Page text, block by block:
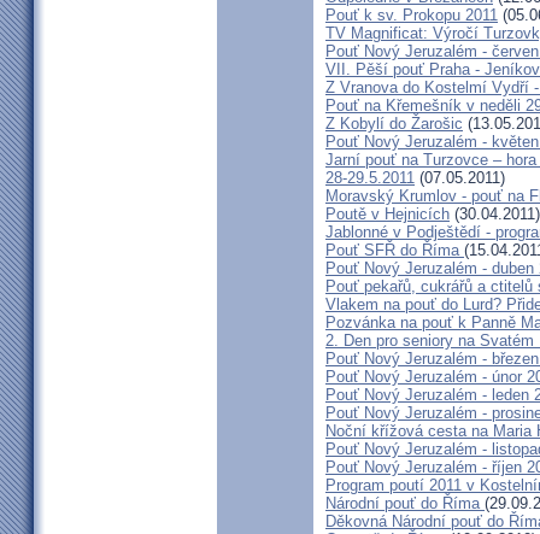
Pouť k sv. Prokopu 2011
TV Magnificat: Výročí
Pouť Nový Jeruzalém -
VII. Pěší pouť Praha -
Z Vranova do Kostelmí Vydří
Pouť na Křemešník v neděli
Z Kobylí do Žarošic
Pouť Nový Jeruzalém -
Jarní pouť na Turzovce –
28-29.5.2011 (07.05.2011)
Moravský Krumlov - pouť na
Poutě v Hejnicích (30.04.2011)
Jablonné v Podještědí -
Pouť SFŘ do Říma
Pouť Nový Jeruzalém - duben
Pouť pekařů, cukrářů a ctitelů
Vlakem na pouť do Lurd?
Pozvánka na pouť k Panně
2. Den pro seniory na
Pouť Nový Jeruzalém -
Pouť Nový Jeruzalém - únor
Pouť Nový Jeruzalém - leden
Pouť Nový Jeruzalém -
Noční křížová cesta na Maria
Pouť Nový Jeruzalém -
Pouť Nový Jeruzalém - říjen
Program poutí 2011 v
Národní pouť do Říma
Děkovná Národní pouť do